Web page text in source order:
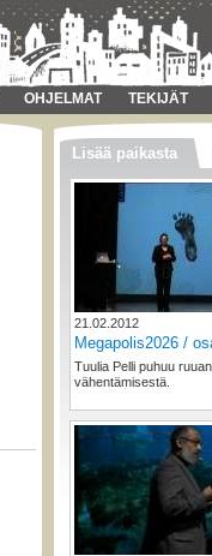
OHJELMAT TEKIJÄT
Lisää paikasta
21.02.2012
Megapolis2026 /
Tuulia Pelli puhuu
vähentämisestä.